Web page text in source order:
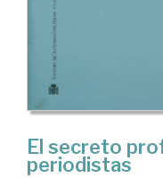
El secreto
periodistas